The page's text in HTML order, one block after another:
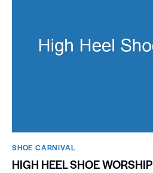
SHOE CARNIVAL​
HIGH HEEL SHOE WORSHIP